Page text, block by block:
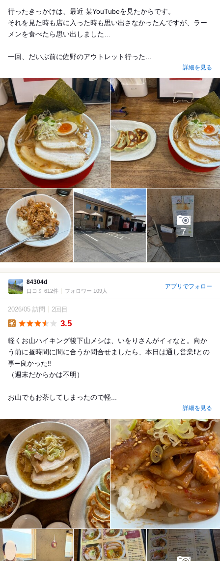
行ったきっかけは、最近 某YouTubeを見たからです。
それを見た時も店に入った時も思い出さなかったんですが、ラー
メンを食べたら思い出しました…
一回、だいぶ前に佐野のアウトレット行った...
詳細を見る
7
84304d
口コミ 612件 フォロワー 109人
アプリでフォロー
2026/05 訪問 2回目
3.5
軽くお山ハイキング後下山メシは、いをりさんがイィなと。向か
う前に昼時間に間に合うか問合せましたら、本日は通し営業❗️との
事➖良かった‼️
（週末だからかは不明）
お山でもお茶してしまったので軽...
詳細を見る